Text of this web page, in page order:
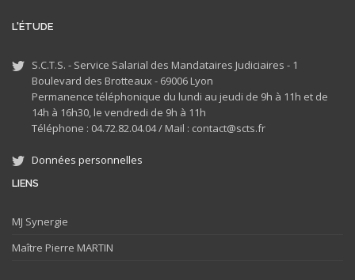
L'ÉTUDE
S.C.T.S. - Service Salarial des Mandataires Judiciaires - 1
Boulevard des Brotteaux - 69006 Lyon
Permanence téléphonique du lundi au jeudi de 9h à 11h et de
14h à 16h30, le vendredi de 9h à 11h
Téléphone : 04.72.82.04.04 / Mail : contact@scts.fr
Données personnelles
LIENS
MJ Synergie
Maître Pierre MARTIN